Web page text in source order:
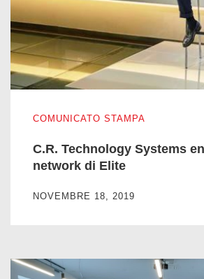
COMUNICATO STAMPA
C.R. Technology Systems
network di Elite
NOVEMBRE 18, 2019